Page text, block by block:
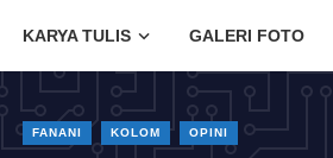
KARYA TULIS GALERI FOTO
FANANI KOLOM OPINI